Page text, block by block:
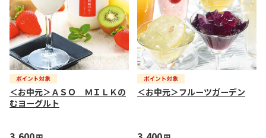
＜お中元＞ＡＳＯ ＭＩＬＫの
むヨーグルト
＜お中元＞フルーツガーデン